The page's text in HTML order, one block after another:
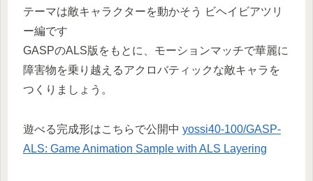
テーマは敵キャラクターを動かそう ビヘイビアツリ
ー編です
GASPのALS版をもとに、モーションマッチで華麗に
障害物を乗り越えるアクロバティックな敵キャラを
つくりましょう。
遊べる完成形はこちらで公開中 yossi40-100/GASP-
ALS: Game Animation Sample with ALS Layering